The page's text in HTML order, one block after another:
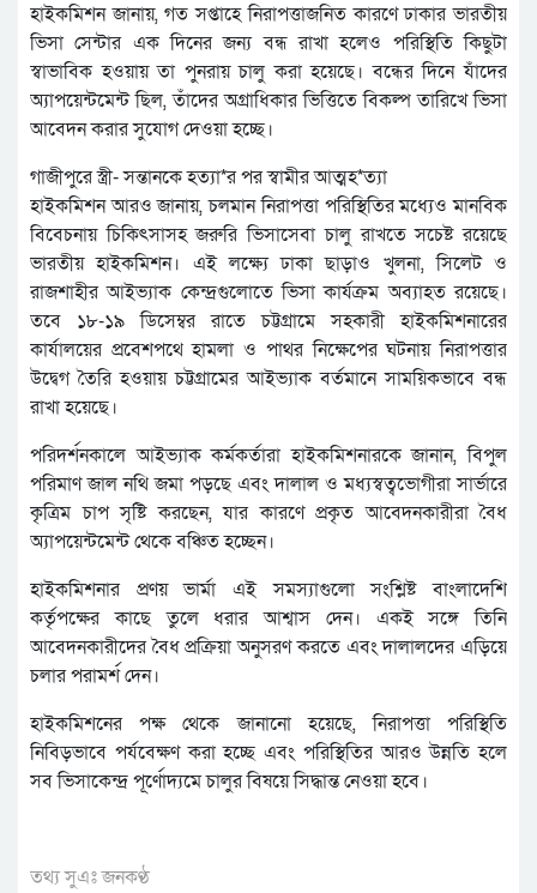
হাইকমিশন জানায়, গত সপ্তাহে নিরাপত্তাজনিত কারণে ঢাকার ভারতীয়
ভিসা সেন্টার এক দিনের জন্য বন্ধ রাখা হলেও পরিস্থিতি কিছুটা
স্বাভাবিক হওয়ায় তা পুনরায় চালু করা হয়েছে। বন্ধের দিনে যাঁদের
অ্যাপয়েন্টমেন্ট ছিল, তাঁদের অগ্রাধিকার ভিত্তিতে বিকল্প তারিখে ভিসা
আবেদন করার সুযোগ দেওয়া হচ্ছে।
গাজীপুরে স্ত্রী- সন্তানকে হত্যা*র পর স্বামীর আত্মহ*ত্যা
হাইকমিশন আরও জানায়, চলমান নিরাপত্তা পরিস্থিতির মধ্যেও মানবিক
বিবেচনায় চিকিৎসাসহ জরুরি ভিসাসেবা চালু রাখতে সচেষ্ট রয়েছে
ভারতীয় হাইকমিশন। এই লক্ষ্যে ঢাকা ছাড়াও খুলনা, সিলেট ও
রাজশাহীর আইভ্যাক কেন্দ্রগুলোতে ভিসা কার্যক্রম অব্যাহত রয়েছে।
তবে ১৮-১৯ ডিসেম্বর রাতে চট্টগ্রামে সহকারী হাইকমিশনারের
কার্যালয়ের প্রবেশপথে হামলা ও পাথর নিক্ষেপের ঘটনায় নিরাপত্তার
উদ্বেগ তৈরি হওয়ায় চট্টগ্রামের আইভ্যাক বর্তমানে সাময়িকভাবে বন্ধ
রাখা হয়েছে।
পরিদর্শনকালে আইভ্যাক কর্মকর্তারা হাইকমিশনারকে জানান, বিপুল
পরিমাণ জাল নথি জমা পড়ছে এবং দালাল ও মধ্যস্বত্বভোগীরা সার্ভারে
কৃত্রিম চাপ সৃষ্টি করছেন, যার কারণে প্রকৃত আবেদনকারীরা বৈধ
অ্যাপয়েন্টমেন্ট থেকে বঞ্চিত হচ্ছেন।
হাইকমিশনার প্রণয় ভার্মা এই সমস্যাগুলো সংশ্লিষ্ট বাংলাদেশি
কর্তৃপক্ষের কাছে তুলে ধরার আশ্বাস দেন। একই সঙ্গে তিনি
আবেদনকারীদের বৈধ প্রক্রিয়া অনুসরণ করতে এবং দালালদের এড়িয়ে
চলার পরামর্শ দেন।
হাইকমিশনের পক্ষ থেকে জানানো হয়েছে, নিরাপত্তা পরিস্থিতি
নিবিড়ভাবে পর্যবেক্ষণ করা হচ্ছে এবং পরিস্থিতির আরও উন্নতি হলে
সব ভিসাকেন্দ্র পূর্ণোদ্যমে চালুর বিষয়ে সিদ্ধান্ত নেওয়া হবে।
তথ্য সুএঃ জনকণ্ঠ